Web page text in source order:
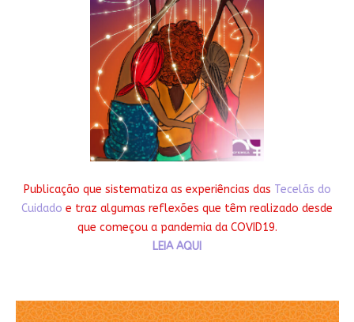
Publicação que sistematiza as experiências das Tecelãs do
Cuidado e traz algumas reflexões que têm realizado desde
que começou a pandemia da COVID19.
LEIA AQUI